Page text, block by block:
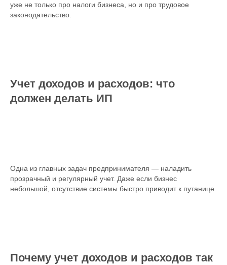
уже не только про налоги бизнеса, но и про трудовое
законодательство.
Учет доходов и расходов: что
должен делать ИП
Одна из главных задач предпринимателя — наладить
прозрачный и регулярный учет. Даже если бизнес
небольшой, отсутствие системы быстро приводит к путанице.
Почему учет доходов и расходов так